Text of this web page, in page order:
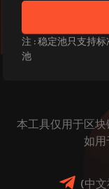
注 : 稳定池只支持
池
本工具仅用于区
如
(中